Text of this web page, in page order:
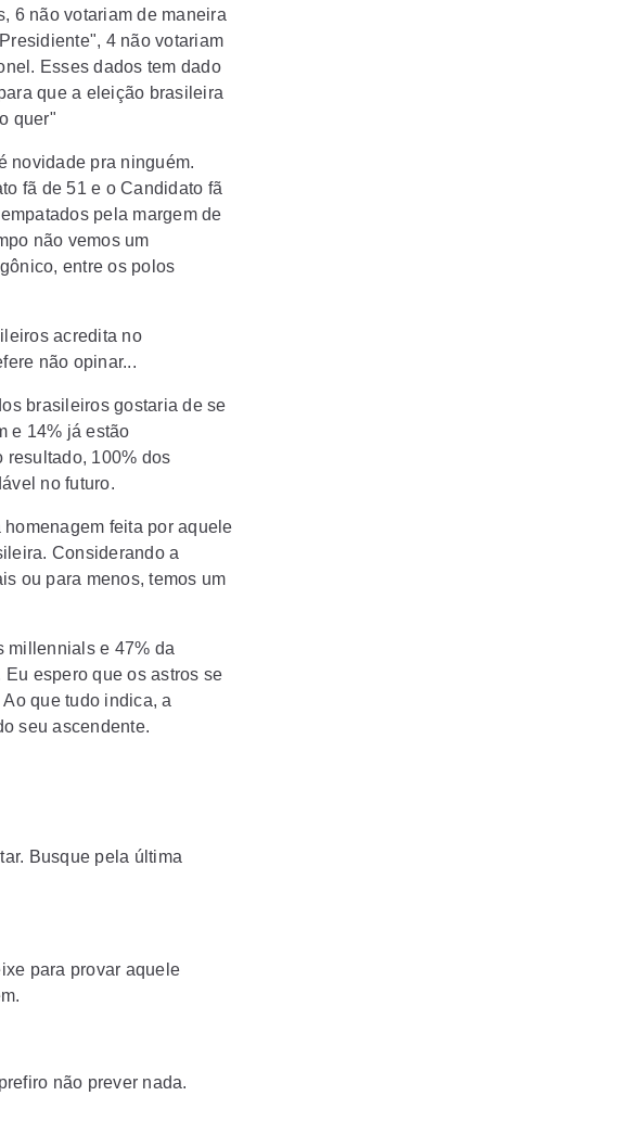
6 não votariam de maneira
4 não votariam
Esses dados tem dado
que a eleição brasileira
quer"
novidade pra ninguém.
fã de 51 e o Candidato fã
pela margem de
não vemos um
entre os polos
acredita no
não opinar...
brasileiros gostaria de se
e 14% já estão
resultado, 100% dos
no futuro.
feita por aquele
Considerando a
ou para menos, temos um
millennials e 47% da
espero que os astros se
que tudo indica, a
seu ascendente.
Busque pela última
para provar aquele
não prever nada.